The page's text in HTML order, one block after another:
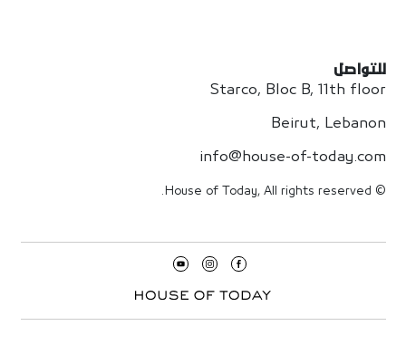
للتواصل
Starco, Bloc B, 11th floor
Beirut, Lebanon
info@house-of-today.com
© House of Today, All rights reserved.